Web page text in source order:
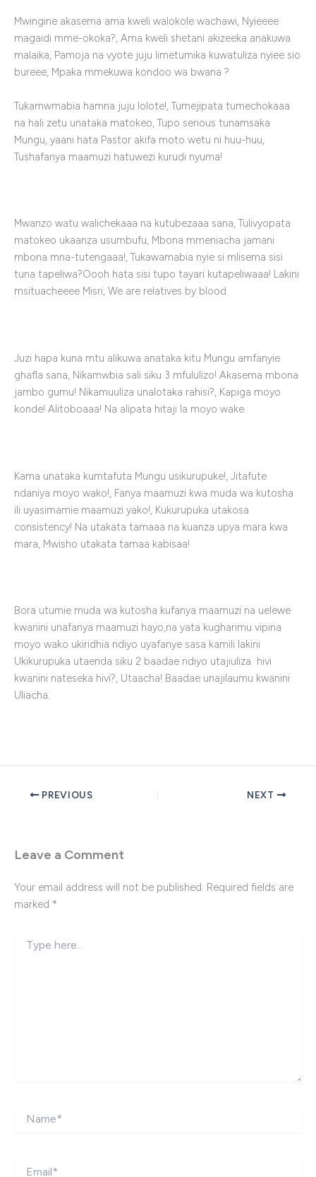
Mwingine akasema ama kweli walokole wachawi, Nyieeee
magaidi mme-okoka?, Ama kweli shetani akizeeka anakuwa
malaika, Pamoja na vyote juju limetumika kuwatuliza nyiee sio
bureee, Mpaka mmekuwa kondoo wa bwana ?
Tukamwmabia hamna juju lolote!, Tumejipata tumechokaaa
na hali zetu unataka matokeo, Tupo serious tunamsaka
Mungu, yaani hata Pastor akifa moto wetu ni huu-huu,
Tushafanya maamuzi hatuwezi kurudi nyuma!
Mwanzo watu walichekaaa na kutubezaaa sana, Tulivyopata
matokeo ukaanza usumbufu, Mbona mmeniacha jamani
mbona mna-tutengaaa!, Tukawamabia nyie si mlisema sisi
tuna tapeliwa?Oooh hata sisi tupo tayari kutapeliwaaa! Lakini
msituacheeee Misri, We are relatives by blood.
Juzi hapa kuna mtu alikuwa anataka kitu Mungu amfanyie
ghafla sana, Nikamwbia sali siku 3 mfululizo! Akasema mbona
jambo gumu! Nikamuuliza unalotaka rahisi?, Kapiga moyo
konde! Alitoboaaa! Na alipata hitaji la moyo wake.
Kama unataka kumtafuta Mungu usikurupuke!, Jitafute
ndaniya moyo wako!, Fanya maamuzi kwa muda wa kutosha
ili uyasimamie maamuzi yako!, Kukurupuka utakosa
consistency! Na utakata tamaaa na kuanza upya mara kwa
mara, Mwisho utakata tamaa kabisaa!
Bora utumie muda wa kutosha kufanya maamuzi na uelewe
kwanini unafanya maamuzi hayo,na yata kugharimu vipina
moyo wako ukiridhia ndiyo uyafanye sasa kamili lakini
Ukikurupuka utaenda siku 2 baadae ndiyo utajiuliza hivi
kwanini nateseka hivi?, Utaacha! Baadae unajilaumu kwanini
Uliacha.
PREVIOUS NEXT
Leave a Comment
Your email address will not be published. Required fields are
marked *
here..